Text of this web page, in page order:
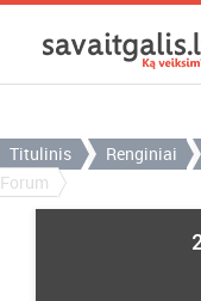
Titulinis Renginiai
Forum